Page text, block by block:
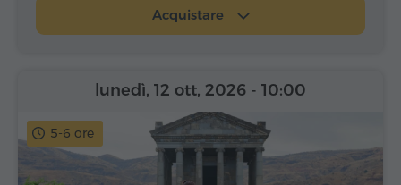
Acquistare
5-6 ore
lunedì, 12 ott, 2026 - 10:00